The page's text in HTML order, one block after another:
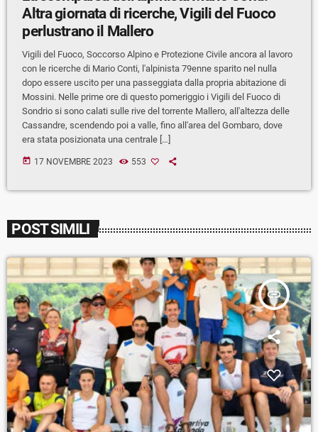
Altra giornata di ricerche, Vigili del Fuoco
perlustrano il Mallero
Vigili del Fuoco, Soccorso Alpino e Protezione Civile ancora al lavoro
con le ricerche di Mario Conti, l'alpinista 79enne sparito nel nulla
dopo essere uscito per una passeggiata dalla propria abitazione di
Mossini. Nelle prime ore di questo pomeriggio i Vigili del Fuoco di
Sondrio si sono calati sulle rive del torrente Mallero, all'altezza delle
Cassandre, scendendo poi a valle, fino all'area del Gombaro, dove
era stata posizionata una centrale […]
today 17 NOVEMBRE 2023 553
POST SIMILI
insert_link